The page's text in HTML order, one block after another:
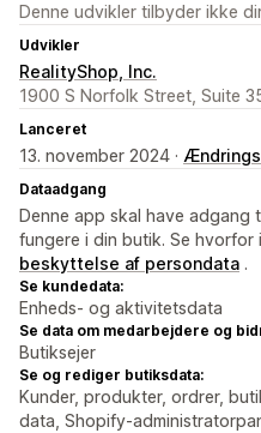
Denne udvikler tilbyder ikke
Udvikler
RealityShop, Inc.
1900 S Norfolk Street, Suite
Lanceret
13. november 2024 ·
Dataadgang
Denne app skal have
fungere i din butik. Se hvorfor
beskyttelse af persondata .
Se kundedata:
Enheds- og aktivitetsdata
Se data om medarbejdere og
Butiksejer
Se og rediger butiksdata:
Kunder, produkter, ordrer,
data, Shopify-